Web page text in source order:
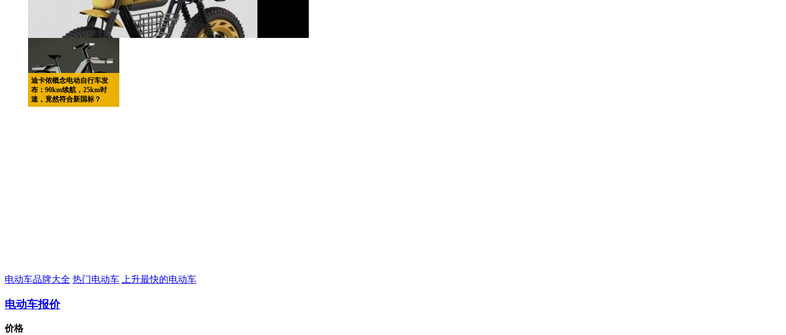
迪卡侬概念电动自行车发
布：90km续航，25km时
速，竟然符合新国标？
电动车品牌大全 热门电动车 上升最快的电动车
电动车报价
价格